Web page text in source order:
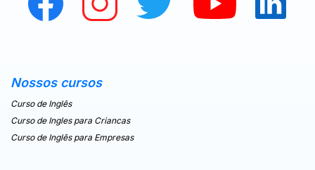
Nossos cursos
Curso de Inglês
Curso de Ingles para Criancas
Curso de Inglês para Empresas